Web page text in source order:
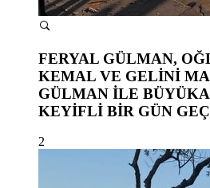
FERYAL GÜLMAN,
KEMAL VE GELİNİ
GÜLMAN İLE
KEYİFLİ BİR GÜN
2